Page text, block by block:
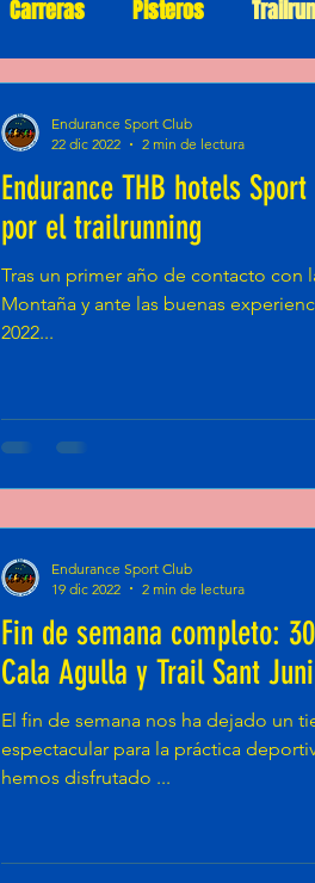
Carreras Pisteros
Endurance THB hotels
por el trailrunning
Tras un primer año de contacto con
Montaña y ante las buenas
2022...
Endurance Sport Club
22 dic 2022
2 min de lectura
Fin de semana completo:
Cala Agulla y Trail Sant
El fin de semana nos ha dejado un
espectacular para la práctica
hemos disfrutado ...
Endurance Sport Club
19 dic 2022
2 min de lectura